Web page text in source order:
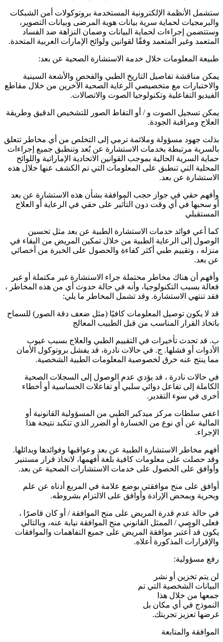
ستشمل الأنظمة الإلكترونية المستخدمة بروتوكولات أمن الشبكات
والبرمجيات لحماية سرية بيانات هوية المرضى وبيانات التصوير،
وستتضمن إجراءات لحماية البيانات وضمان النزاهة ضد الفساد
المتعمد وغير المتعمد وفقًا لقوانين ولوائح الإمارات العربية المتحدة.
طبيعة المعلومات خلال خدمة الاستشارة الصحية عن بعد:
يمكن مناقشة تفاصيل التاريخ الطبي والفحص والأشعة السينية
والاختبارات مع متخصيصي الرعاية الصحية الآخرين من خلال مقاطع
الفيديو التفاعلية وتكنولوجيا الصوت والاتصالات.
يمكن تسجيل الصوت و / أو التقاط الصور للتشخيص الدقيق وطريقة
العلاج ومراقبة الجودة.
بذلت جهود مسؤولة وملائمة ترمي إلى التخلص من أي مخاطر تتعلق
بالسرية مرتبطة بخدمات الاستشارة عن بُعد وتنطبق جميع إجراءات
حماية السرية الحالية بموجب القوانين الاتحادية الإماراتية واللوائح
المحلية التي تنطبق على المعلومات التي تم الكشف عنها خلال هذه
الاستشارة عن بعد.
وأفهم حقي في جواز حجب الموافقة بشأن هذه الاستشارة عن بعد
أو سحبها في أي وقت دون التأثير على حقي في الرعاية أو العلاج
المستقبلي
كما أعي فوائد خدمات الاستشارة الطبية عن بعد مثل تحسين
الوصول إلى الرعاية الطبية من خلال تمكين المريض من البقاء في
منزله ، وتقييم طبي أكثر كفاءة والحصول على الخبرة من أخصائي
عن بعد.
وأفهم أن هناك مخاطر محتملة جراء الاستشارة غير مكتملة أو غير
فعالة بسبب التكنولوجيا، وأنه في حالة حدوث أي من هذه المخاطر ،
فقد تنتهي الاستشارة. وقد تشمل المخاطر ما يلي:
قد لا يكون توصيل المعلومات كافيًا (مثل ضعف دقة الصور) للسماح
باتخاذ القرار المناسب من قبل الطبيب المعالج
ب. قد تحدث تأخيرات في التقييم الطبي والعلاج بسبب عيوب
الأدوات أو فشلها. ج. في حالات نادرة، قد يفشل بروتوكول الأمان
مما ينتج عنه خرق لخصوصية المعلومات الطبية الشخصية.
في حالات نادرة ، قد يؤدي عدم الوصول إلى السجلات الصحية
الكاملة إلى تفاعل دوائي سلبي أو تفاعلات الحساسية أو أخطاء
أخرى في سوء التقدير.
اعفي سلطات مركز ميدكير الطبي من المسؤولية القانونية أو
المالية عن أي نوع من الخسارة أو الضرر الذي تتكبد نتيجة هذا
الإجراء.
أفهم مخاطر الاستشارة الطبية عن بعد وعواقبها وفوائدها وبدائلها.
وقد حصلت على معلومات كافية بلغة أفهمها، لاتخاذ قرار مستنير
وأوافق على الحصول على خدمات الاستشارات الصحية عن بعد.
أوافق على منح موافقتي بوضع علامة في المربع أدناه عن علم
وبحرية وبمحض الإرادة وأوافق على الالتزام بشروطه.
في حالة عدم قدرة المريض على منح الموافقة / أو كان قاصرًا ،
فعلى الوصي / الممثل القانوني منح الموافقة نيابة عنه، وبالتالي
يكون قد اُعتبر موافقة المريض على جميع التفاهمات والموافقات
والإقرارات المذكورة أعلاه.
رفع مسؤولية:
لن يتم تخزين أو نشر
البيانات الشخصية التي تم
جمعها من خلال هذا
النموذج في أي مكان بل
غرضها تعزيز تجربتك.
الموافقة والمتابعة